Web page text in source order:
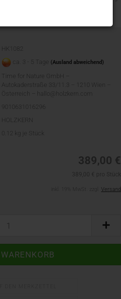
HK1082
ca. 3 - 5 Tage (Ausland abweichend)
Time for Nature GmbH –
Autokaderstraße 33/11.3 – 1210 Wien –
Österreich – hallo@holzkern.com
9010631016296
HOLZKERN
kg je Stück
389,00 €
Versand